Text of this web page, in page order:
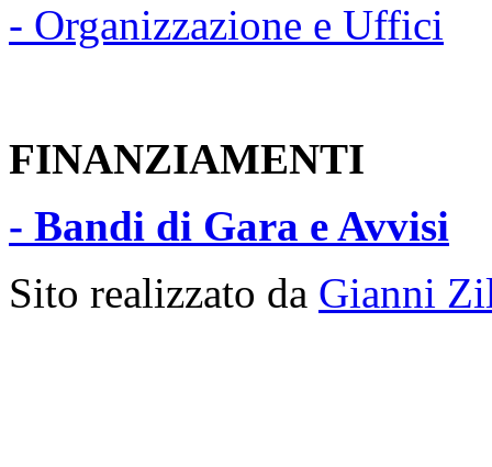
- Organizzazione e Uffici
FINANZIAMENTI
- Bandi di Gara e Avvisi
Sito realizzato da Gianni